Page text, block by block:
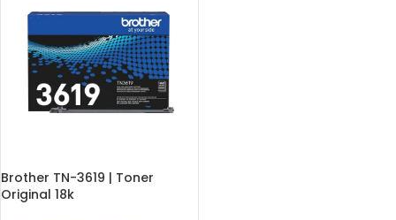
Brother TN-3619 | Toner
Original 18k